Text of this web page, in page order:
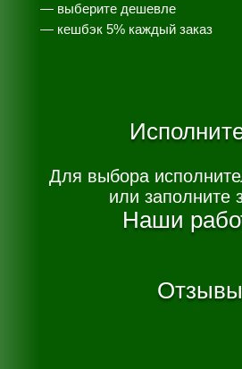
— выберите дешевле
— кешбэк 5% каждый заказ
Для выбора
или заполните
Наши
Отзывы